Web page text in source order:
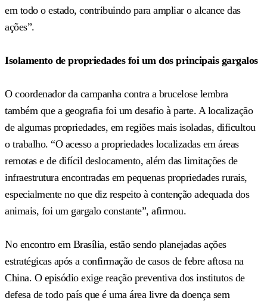
em todo o estado, contribuindo para ampliar o alcance das
ações”.
Isolamento de propriedades foi um dos principais gargalos
O coordenador da campanha contra a brucelose lembra
também que a geografia foi um desafio à parte. A localização
de algumas propriedades, em regiões mais isoladas, dificultou
o trabalho. “O acesso a propriedades localizadas em áreas
remotas e de difícil deslocamento, além das limitações de
infraestrutura encontradas em pequenas propriedades rurais,
especialmente no que diz respeito à contenção adequada dos
animais, foi um gargalo constante”, afirmou.
No encontro em Brasília, estão sendo planejadas ações
estratégicas após a confirmação de casos de febre aftosa na
China. O episódio exige reação preventiva dos institutos de
defesa de todo país que é uma área livre da doença sem